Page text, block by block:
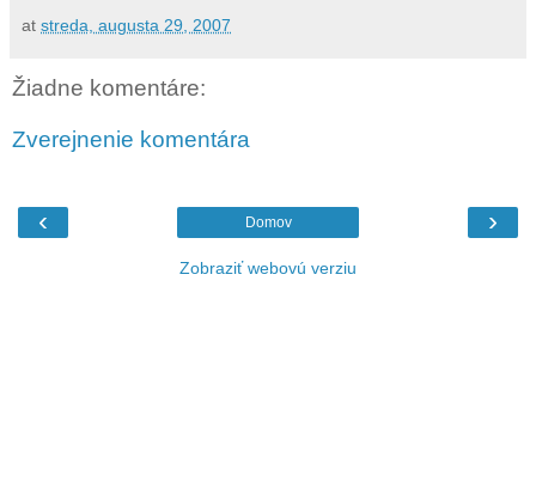
at streda, augusta 29, 2007
Žiadne komentáre:
Zverejnenie komentára
‹ ›
Domov
Zobraziť webovú verziu